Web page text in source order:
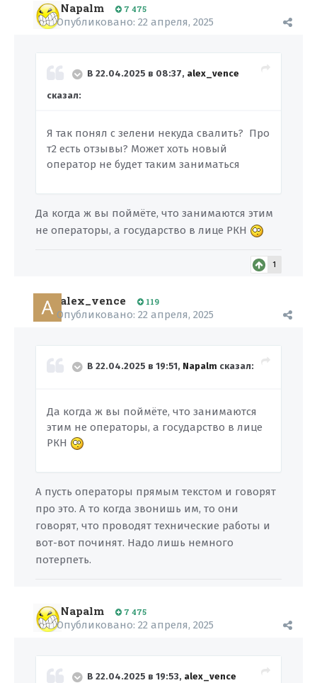
Napalm 7 475
Опубликовано: 22 апреля, 2025
В 22.04.2025 в 08:37, alex_vence
сказал:
Я так понял с зелени некуда свалить? Про
т2 есть отзывы? Может хоть новый
оператор не будет таким заниматься
Да когда ж вы поймёте, что занимаются этим
не операторы, а государство в лице РКН
1
alex_vence 119
Опубликовано: 22 апреля, 2025
В 22.04.2025 в 19:51, Napalm сказал:
Да когда ж вы поймёте, что занимаются
этим не операторы, а государство в лице
РКН
А пусть операторы прямым текстом и говорят
про это. А то когда звонишь им, то они
говорят, что проводят технические работы и
вот-вот починят. Надо лишь немного
потерпеть.
Napalm 7 475
Опубликовано: 22 апреля, 2025
В 22.04.2025 в 19:53, alex_vence